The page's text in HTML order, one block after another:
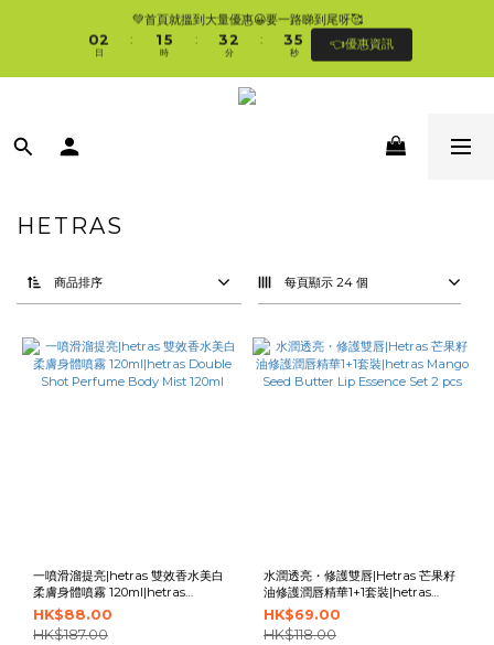
🛍香港購物滿$250免順豐自提櫃🚛 | 香港滿$350/澳門滿$499即免運費直接送上門
💚首頁就搵到大量優惠😀要一路睇到尾呀🥰
02
1
0
日
:
2
1
0
6
5
4
3
時
:
4
3
2
1
3
2
1
0
分
:
4
3
2
1
6
5
4
3
秒
👈優惠資訊
🛍香港購物滿$250免順豐自提櫃🚛 | 香港滿$350/澳門滿$499即免運費直接送上門
HETRAS
商品排序 每頁顯示 24 個
一噴滑溜提亮|hetras 雙效香水美白
柔膚身體噴霧 120ml|hetras
Double Shot Perfume Body Mist
120ml
HK$88.00
HK$187.00
水潤透亮・修護雙唇|Hetras 芒果籽
油修護潤唇精華1+1套裝|hetras
Mango Seed Butter Lip Essence
Set 2 pcs
HK$69.00
HK$118.00